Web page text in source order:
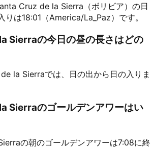
Cruz de la Sierra（ボリビア）の日
は18:01（America/La_Paz）です。
Sierraの今日の昼の長さはどの
la Sierraでは、日の出から日の入りま
Sierraのゴールデンアワーはい
の朝のゴールデンアワーは7:08に終